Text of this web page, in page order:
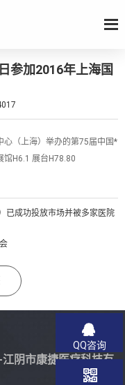
参加2016年上海国
（上海）举办的第75届中国*
馆H6.1 展台H78.80
已成功投放市场并被多家医院
阴市康捷医疗科技有
QQ咨询